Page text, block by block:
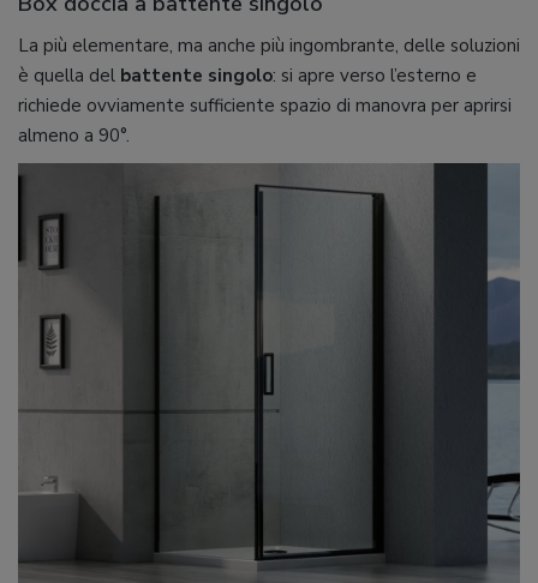
La più elementare, ma anche più ingombrante, delle soluzioni
è quella del battente singolo: si apre verso l’esterno e
richiede ovviamente sufficiente spazio di manovra per aprirsi
almeno a 90°.